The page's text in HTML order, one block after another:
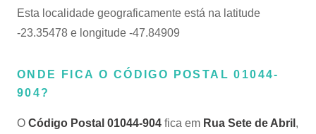
Esta localidade geograficamente está na latitude
-23.35478 e longitude -47.84909
ONDE FICA O CÓDIGO POSTAL 01044-
904?
O Código Postal 01044-904 fica em Rua Sete de Abril ,